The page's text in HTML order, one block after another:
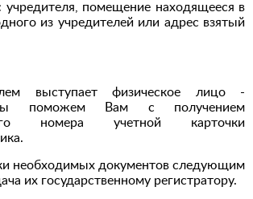
помещение находящееся в
из учредителей или адрес взятый
выступает физическое лицо -
мы поможем Вам с получением
номера учетной карточки
необходимых документов следующим
их государственному регистратору.